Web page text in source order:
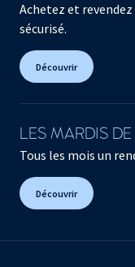
Achetez et
sécurisé.
Découvrir
LES MARDIS
Tous les mois un
Découvrir